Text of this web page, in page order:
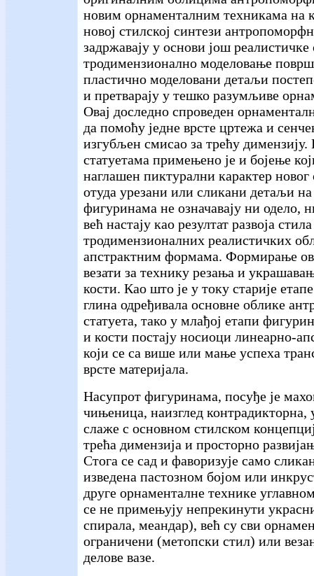
новим орнаменталним техникама на
новој стилској синтези
задржавају у основи још
тродимензионално моделовање
пластично моделовани детаљи
и претварају у тешко разумљиве
Овај доследно спроведен
да помоћу једне врсте цртежа и
изгубљен смисао за трећу
статуетама примењено је и бојење
наглашен пиктурални карактер
отуда урезани или сликани детаљи
фигуринама не означавају ни одело,
већ настају као резултат развоја
тродимензионалних реалистичких
апстрактним формама. Формирање
везати за технику резања и
кости. Као што је у току старије
глина одређивала основне облике
статуета, тако у млађој етапи
и кости постају носиоци линеарно-
који се са више или мање успеха
врсте материјала.
Насупрот фигуринама, посуђе је
чињеница, наизглед контрадикторна,
слаже с основном стилском
трећа димензија и просторно
Стога се сад и фаворизује само
изведена пастозном бојом или
друге орнаменталне технике
се не примењују непрекинути
спирала, меандар), већ су сви
ограничени (метопски стил) или
делове вазе.